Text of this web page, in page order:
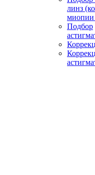
линз
миопии
Подбор